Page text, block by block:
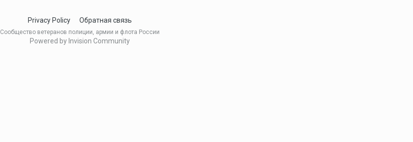
Privacy Policy Обратная связь
Сообщество ветеранов полиции, армии и флота России
Powered by Invision Community